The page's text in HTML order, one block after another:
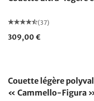
(37)
309,00 €
Couette légère
« Cammello-Figura